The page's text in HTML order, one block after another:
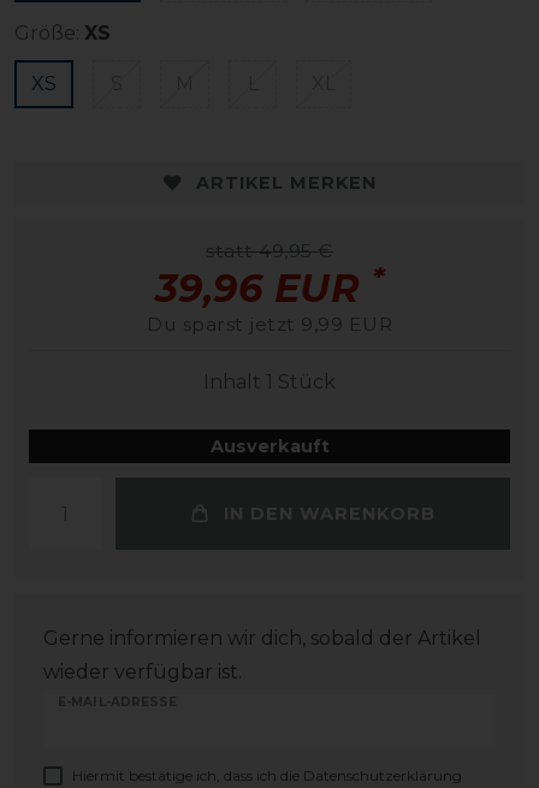
Größe: XS
XS
ARTIKEL MERKEN
statt 49,95 €
39,96 EUR *
Du sparst jetzt 9,99 EUR
Inhalt 1 Stück
Ausverkauft
IN DEN WARENKORB
Gerne informieren wir dich, sobald der Artikel
wieder verfügbar ist.
E-MAIL-ADRESSE
Hiermit bestätige ich, dass ich die Daten­schutz­erklärung